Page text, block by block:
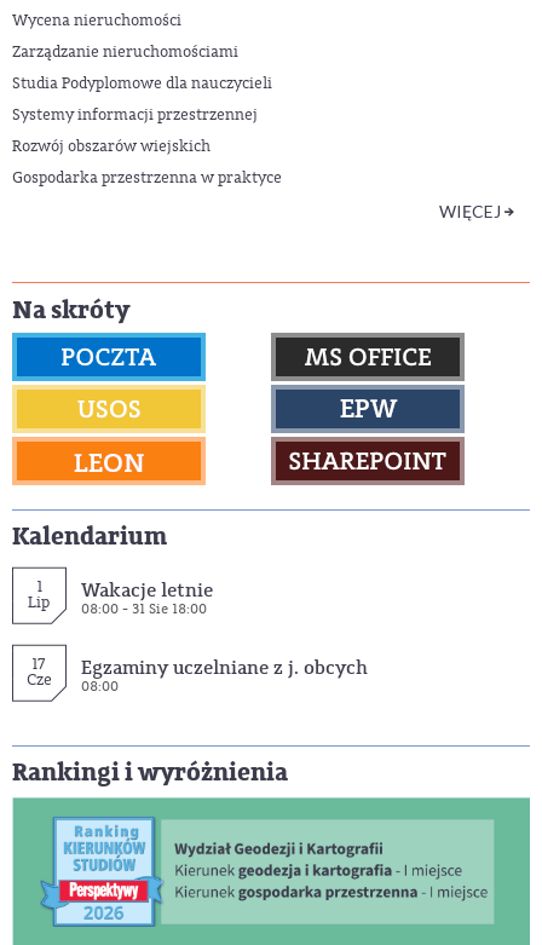
Wycena nieruchomości
Zarządzanie nieruchomościami
Studia Podyplomowe dla nauczycieli
Systemy informacji przestrzennej
Rozwój obszarów wiejskich
Gospodarka przestrzenna w praktyce
WIĘCEJ
Na skróty
Kalendarium
1
Lip Wakacje letnie
08:00 - 31 Sie 18:00
17
Cze Egzaminy uczelniane z j. obcych
08:00
Rankingi i wyróżnienia